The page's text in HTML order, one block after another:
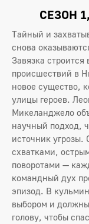
СЕЗОН
Тайный и
снова
Завязка строится
происшествий в
новое существо,
улицы героев.
Микеланджело
научный подход,
источник
схватками,
поворотами —
командный дух
эпизод. В
выбором и должны
голову, чтобы